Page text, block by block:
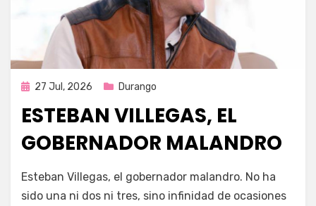
Publicada
27 Jul, 2026 Durango
ESTEBAN VILLEGAS, EL
GOBERNADOR MALANDRO
por Fernando Miranda Servín
Esteban Villegas, el gobernador malandro. No ha
sido una ni dos ni tres, sino infinidad de ocasiones